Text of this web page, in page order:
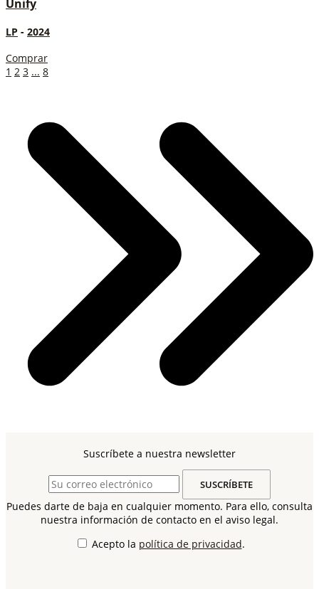
Unify
LP - 2024
Comprar
1 2 3 ... 8
Suscríbete a nuestra newsletter
Puedes darte de baja en cualquier momento. Para ello, consulta
nuestra información de contacto en el aviso legal.
Acepto la política de privacidad.